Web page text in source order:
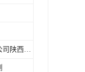
三亚市吉奥普建设工程质量检测有限公司陕西分公司